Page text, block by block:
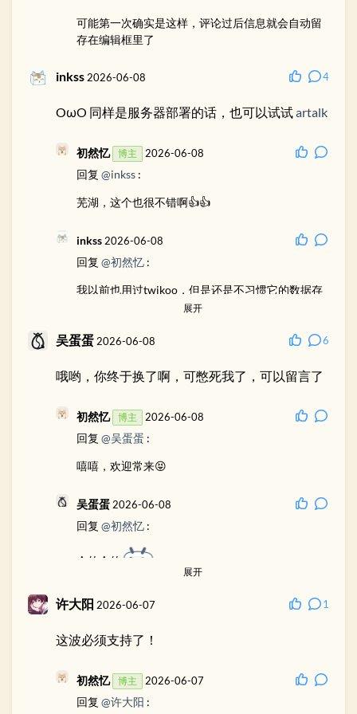
可能第一次确实是这样，评论过后信息就会自动留
存在编辑框里了
inkss 2026-06-08 4
OωO 同样是服务器部署的话，也可以试试artalk
初然忆 博主 2026-06-08
回复 @inkss :
芜湖，这个也很不错啊👍👍
inkss 2026-06-08
回复 @初然忆 :
我以前也用过twikoo，但是还是不习惯它的数据存
储方式。个人还是更惯用数据库一些，这样编辑处
回复@inkss:
它也支持数据库储存，只不过是MongoDB ，这玩
意我也没用过。目前的评论的数据还是存在json
里，感觉我早晚有一天要把它迁移到别的地方🙃
回复@初然忆:
哈，更习惯关系型数据库
展开
吴蛋蛋 2026-06-08 6
哦哟，你终于换了啊，可憋死我了，可以留言了
初然忆 博主 2026-06-08
回复 @吴蛋蛋 :
嘻嘻，欢迎常来😝
吴蛋蛋 2026-06-08
回复 @初然忆 :
会的会的
评论间隔你设置多少，无法评论
初然忆 博主 2026-06-08
我草，设置了全站10分钟3条
展开
许大阳 2026-06-07 1
这波必须支持了！
初然忆 博主 2026-06-07
回复 @许大阳 :